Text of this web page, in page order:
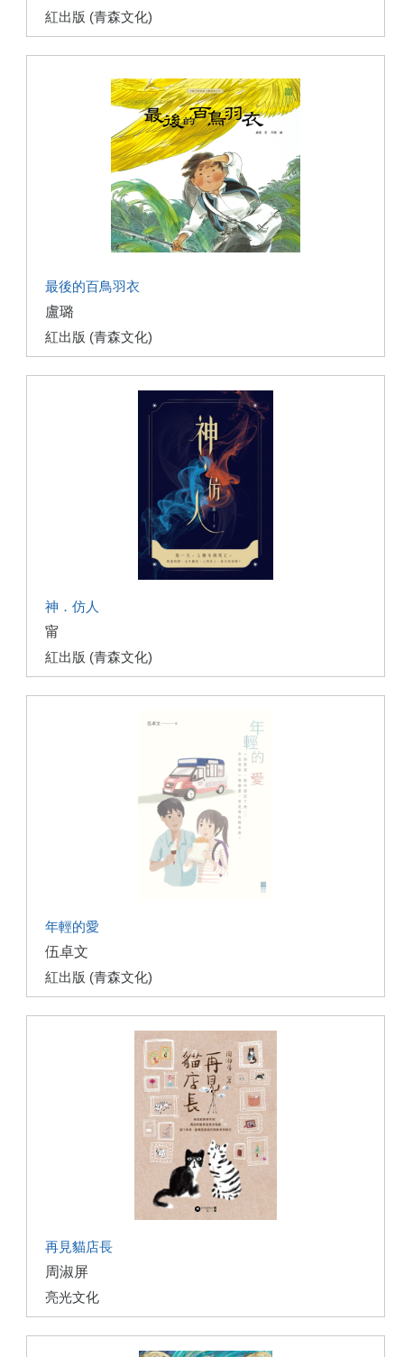
紅出版 (青森文化)
最後的百鳥羽衣
盧璐
紅出版 (青森文化)
神．仿人
甯
紅出版 (青森文化)
年輕的愛
伍卓文
紅出版 (青森文化)
再見貓店長
周淑屏
亮光文化